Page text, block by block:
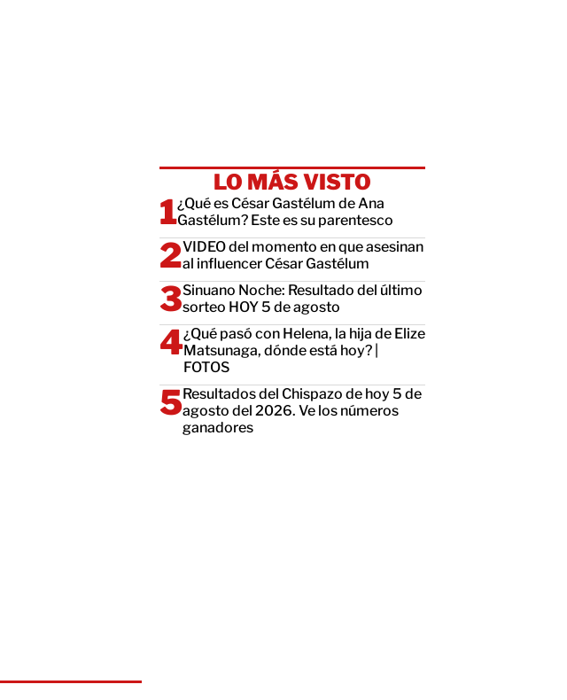
LO MÁS VISTO
¿Qué es César Gastélum de Ana
Gastélum? Este es su parentesco
VIDEO del momento en que asesinan
al influencer César Gastélum
Sinuano Noche: Resultado del último
sorteo HOY 5 de agosto
¿Qué pasó con Helena, la hija de Elize
Matsunaga, dónde está hoy? |
FOTOS
Resultados del Chispazo de hoy 5 de
agosto del 2026. Ve los números
ganadores